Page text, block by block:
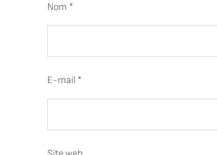
Nom *
E-mail *